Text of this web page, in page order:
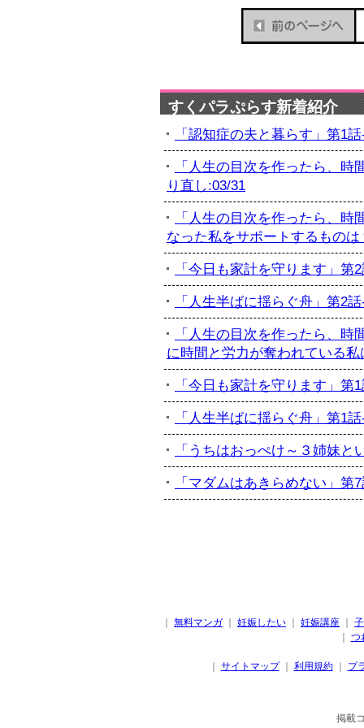
すくパラぷらす新着紹介
「認知症の夫と暮らす」第1
「人生の目次を作ったら、
り直し:03/31
「人生の目次を作ったら、
なった私をサポートするものは
「今日も家計を守ります」第
「人生半ばに揺らぐ舟」第2
「人生の目次を作ったら、
に時間と労力が奪われている私
「今日も家計を守ります」第
「人生半ばに揺らぐ舟」第1
「うちはおっぺけ～３姉妹
「マダムはあきらめない」
｜ 無料マンガ ｜ 妊娠したい ｜ 妊娠講座 ｜
｜ つ
｜ サイトマップ ｜ 利用規約 ｜ プ
掲載